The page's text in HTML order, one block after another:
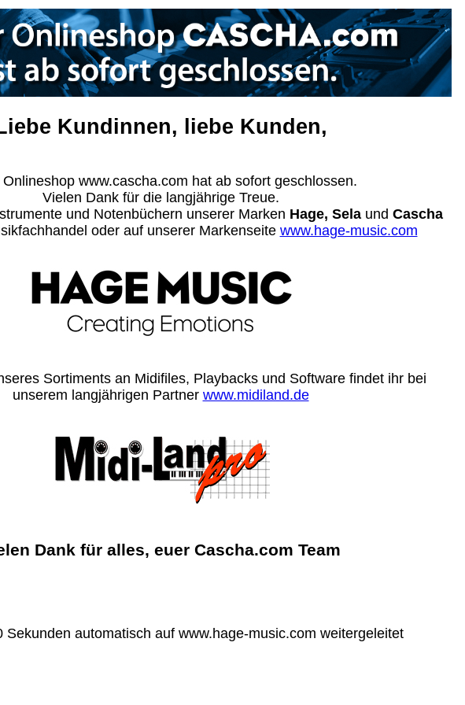
Kundinnen, liebe Kunden,
Onlineshop www.cascha.com hat ab sofort geschlossen.
Vielen Dank für die langjährige Treue.
und Notenbüchern unserer Marken Hage, Selaund Cascha
oder auf unserer Markenseite www.hage-music.com
Sortiments an Midifiles, Playbacks und Software findet ihr bei
unserem langjährigen Partner www.midiland.de
Dank für alles, euer Cascha.com Team
Sekunden automatisch auf www.hage-music.com weitergeleitet